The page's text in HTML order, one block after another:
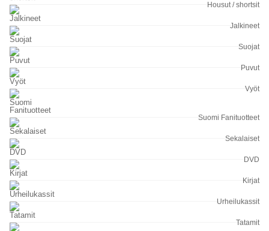
Housut / shortsit
Jalkineet
Suojat
Puvut
Vyöt
Suomi Fanituotteet
Sekalaiset
DVD
Kirjat
Urheilukassit
Tatamit